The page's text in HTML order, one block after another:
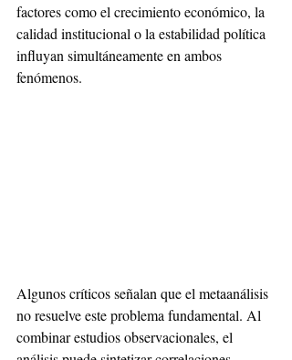
factores como el crecimiento económico, la
calidad institucional o la estabilidad política
influyan simultáneamente en ambos
fenómenos.
Algunos críticos señalan que el metaanálisis
no resuelve este problema fundamental. Al
combinar estudios observacionales, el